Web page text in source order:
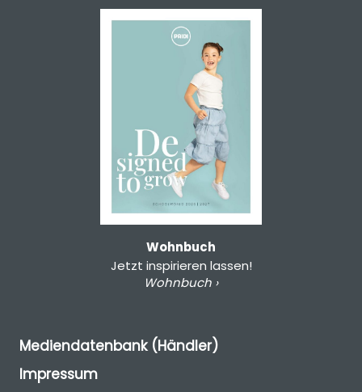
Wohnbuch
Jetzt inspirieren lassen!
Wohnbuch ›
Mediendatenbank (Händler)
Impressum